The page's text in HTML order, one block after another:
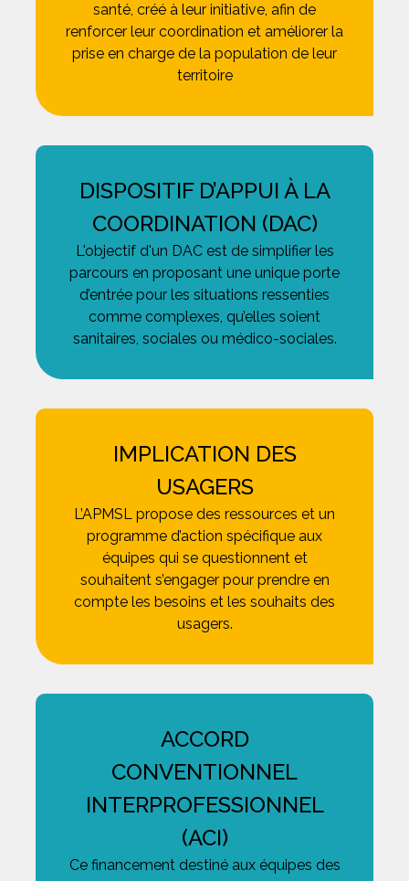
santé, créé à leur initiative, afin de
renforcer leur coordination et améliorer la
prise en charge de la population de leur
territoire
DISPOSITIF D’APPUI À LA
COORDINATION (DAC)
L'objectif d'un DAC est de simplifier les
parcours en proposant une unique porte
d’entrée pour les situations ressenties
comme complexes, qu’elles soient
sanitaires, sociales ou médico-sociales.
IMPLICATION DES
USAGERS
L’APMSL propose des ressources et un
programme d’action spécifique aux
équipes qui se questionnent et
souhaitent s’engager pour prendre en
compte les besoins et les souhaits des
usagers.
ACCORD
CONVENTIONNEL
INTERPROFESSIONNEL
(ACI)
Ce financement destiné aux équipes des